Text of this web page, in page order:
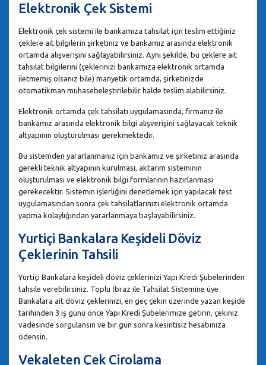
Elektronik Çek Sistemi
Elektronik çek sistemi ile bankamıza tahsilat için teslim ettiğiniz
çeklere ait bilgilerin şirketiniz ve bankamız arasında elektronik
ortamda alışverişini sağlayabilirsiniz. Aynı şekilde, bu çeklere ait
tahsilat bilgilerini (çeklerinizi bankamıza elektronik ortamda
iletmemiş olsanız bile) manyetik ortamda, şirketinizde
otomatikman muhasebeleştirilebilir halde teslim alabilirsiniz.
Elektronik ortamda çek tahsilatı uygulamasında, firmanız ile
bankamız arasında elektronik bilgi alışverişini sağlayacak teknik
altyapının oluşturulması gerekmektedir.
Bu sistemden yararlanmanız için bankamız ve şirketiniz arasında
gerekli teknik altyapının kurulması, aktarım sisteminin
oluşturulması ve elektronik bilgi formlarının hazırlanması
gerekecektir. Sistemin işlerliğini denetlemek için yapılacak test
uygulamasından sonra çek tahsilatlarınızı elektronik ortamda
yapma kolaylığından yararlanmaya başlayabilirsiniz.
Yurtiçi Bankalara Keşideli Döviz
Çeklerinin Tahsili
Yurtiçi Bankalara keşideli döviz çeklerinizi Yapı Kredi Şubelerinden
tahsile verebilirsiniz. Toplu İbraz ile Tahsilat Sistemine üye
Bankalara ait döviz çeklerinizi, en geç çekin üzerinde yazan keşide
tarihinden 3 iş günü önce Yapı Kredi Şubelerimize getirin, çekiniz
vadesinde sorgulansın ve bir gün sonra kesintisiz hesabınıza
ödensin.
Vekaleten Çek Cirolama